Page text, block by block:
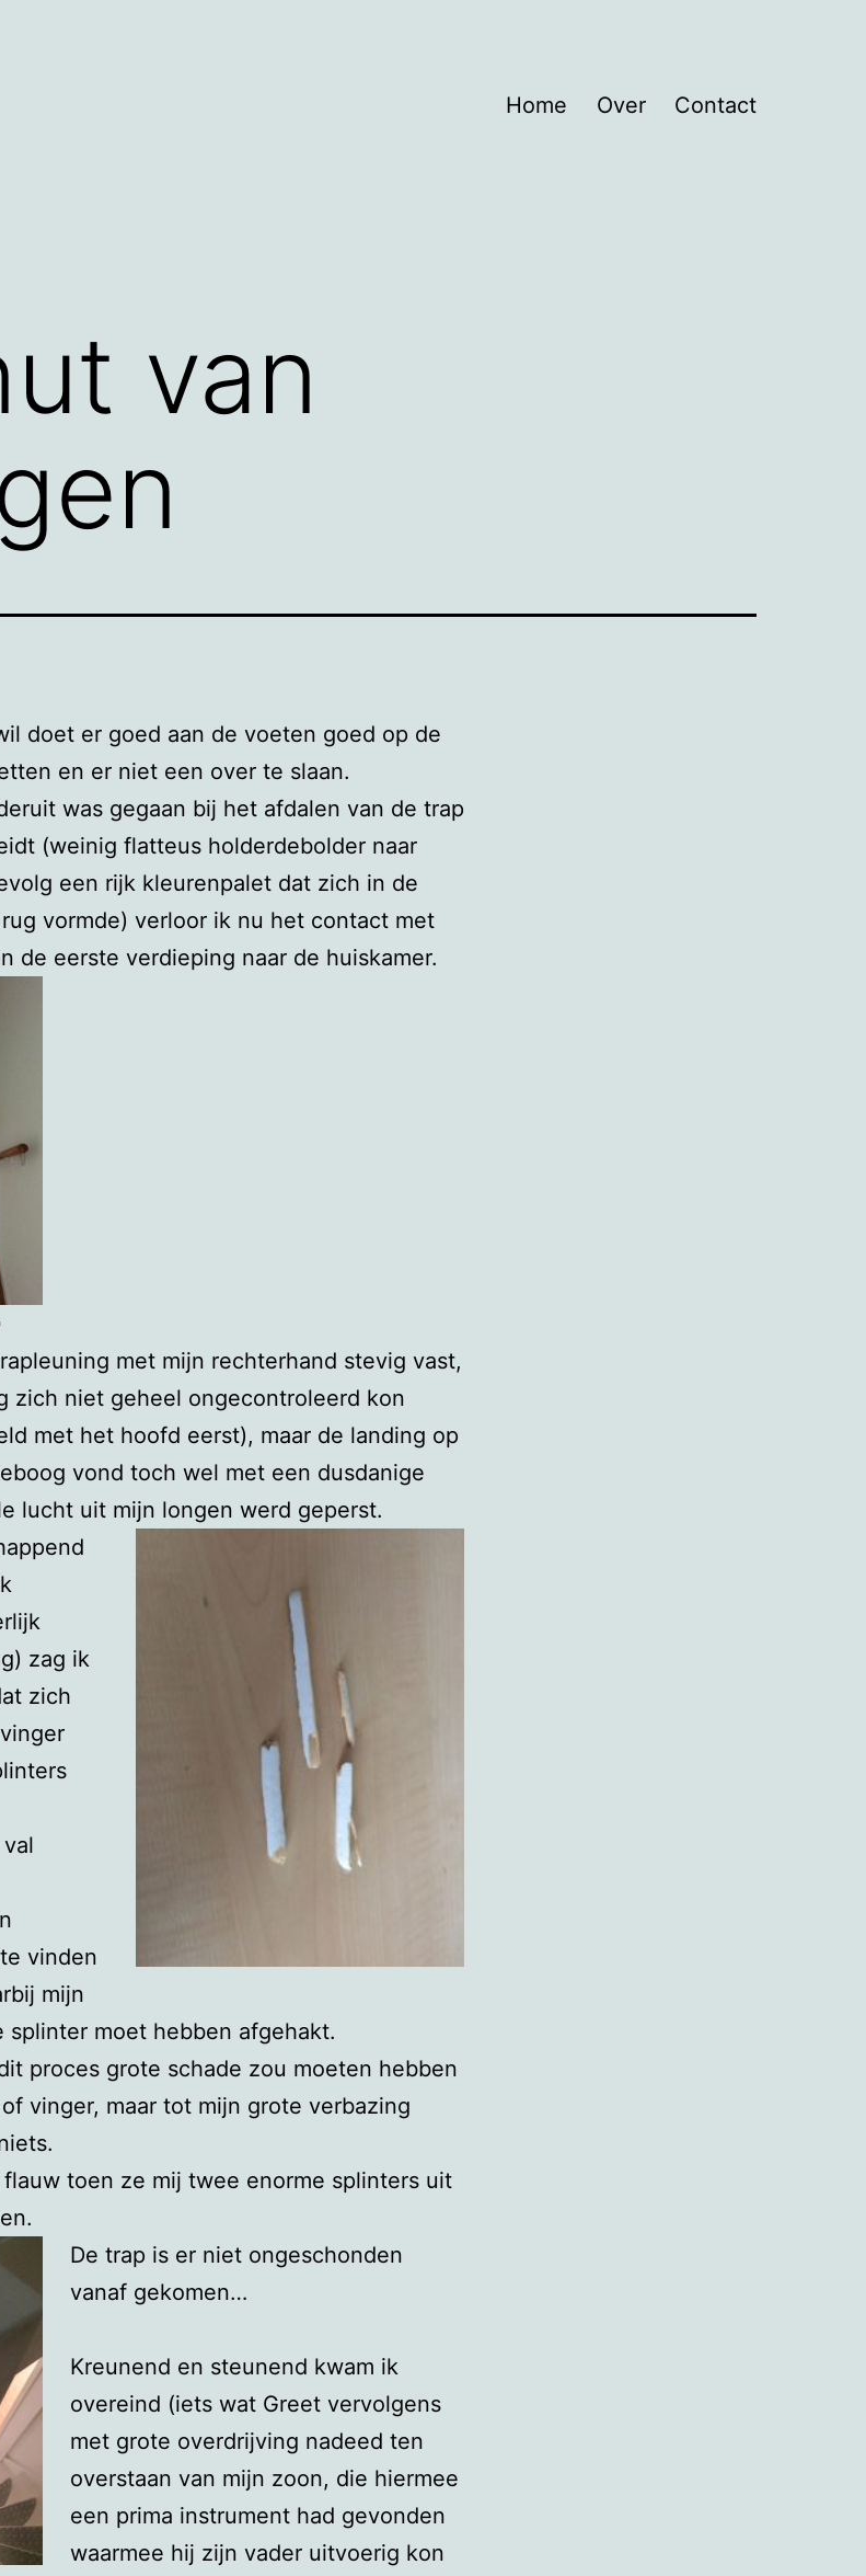
Home Over Contact
van
doet er goed aan de voeten goed op de
en er niet een over te slaan.
was gegaan bij het afdalen van de trap
(weinig flatteus holderdebolder naar
een rijk kleurenpalet dat zich in de
vormde) verloor ik nu het contact met
de eerste verdieping naar de huiskamer.
met mijn rechterhand stevig vast,
zich niet geheel ongecontroleerd kon
met het hoofd eerst), maar de landing op
vond toch wel met een dusdanige
lucht uit mijn longen werd geperst.
zag ik
zich
vinden
mijn
moet hebben afgehakt.
proces grote schade zou moeten hebben
vinger, maar tot mijn grote verbazing
toen ze mij twee enorme splinters uit
De trap is er niet ongeschonden
vanaf gekomen…
Kreunend en steunend kwam ik
overeind (iets wat Greet vervolgens
met grote overdrijving nadeed ten
overstaan van mijn zoon, die hiermee
een prima instrument had gevonden
waarmee hij zijn vader uitvoerig kon